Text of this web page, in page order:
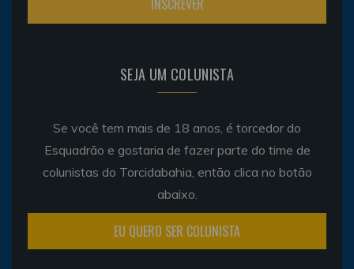
SEJA UM COLUNISTA
Se você tem mais de 18 anos, é torcedor do
Esquadrão e gostaria de fazer parte do time de
colunistas do Torcidabahia, então clica no botão
abaixo.
EU QUERO SER COLUNISTA